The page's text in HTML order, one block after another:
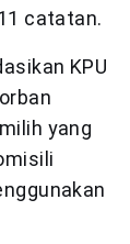
catatan.
KPU
yang